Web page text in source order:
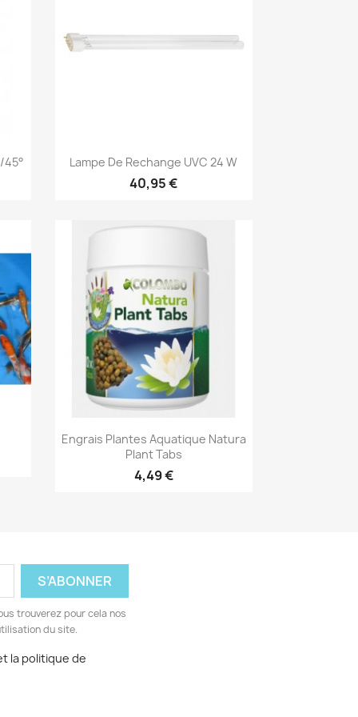
45° Aperçu rapide
Lampe De Rechange UVC 24 W
40,95 €
Aperçu rapide
Engrais Plantes Aquatique Natura
Plant Tabs
4,49 €
trouverez pour cela nos
du site.
la politique de